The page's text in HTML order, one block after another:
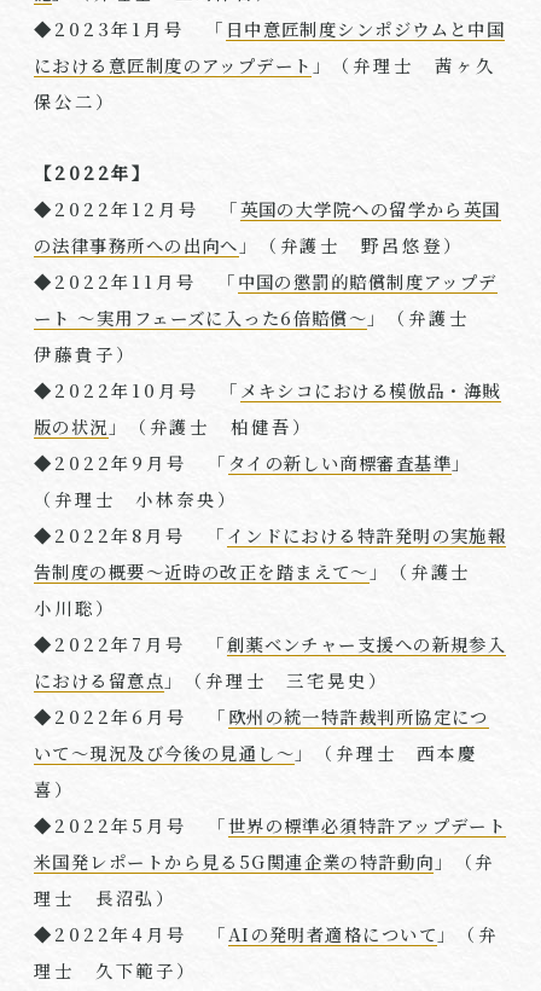
◆2023年1 月号 「 日中意匠制度シンポジウムと中国
における意匠制度のアップデート 」（弁理⼠ 茜ヶ久
保公二）
【2022年】
◆2022年12 月号 「英国の大学院への留学から英国
の法律事務所への出向へ 」（弁護士 野呂悠登）
◆2022年11 月号 「中国の懲罰的賠償制度アップデ
ート ～実用フェーズに入った6倍賠償～ 」（弁護士
伊藤貴子）
◆2022年10 月号 「 メキシコにおける模倣品・海賊
版の状況 」（弁護士 柏健吾）
◆2022年9 月号 「 タイの新しい商標審査基準 」
（弁理⼠ 小林奈央）
◆2022年8 月号 「インドにおける特許発明の実施報
告制度の概要～近時の改正を踏まえて～ 」（弁護士
小川聡）
◆2022年7 月号 「創薬ベンチャー支援への新規参入
における留意点 」（弁理⼠ 三宅晃史）
◆2022年6 月号 「欧州の統一特許裁判所協定につ
いて～現況及び今後の見通し～ 」（弁理⼠ 西本慶
喜）
◆2022年5 月号 「世界の標準必須特許アップデート
米国発レポートから見る5G関連企業の特許動向 」（弁
理⼠ 長沼弘）
◆2022年4 月号 「AIの発明者適格について 」（弁
理⼠ 久下範子）